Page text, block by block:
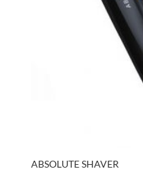
ABSOLUTE SHAVER